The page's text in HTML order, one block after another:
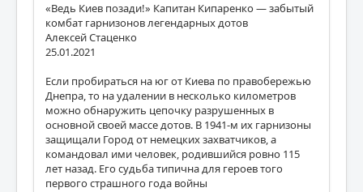
«Ведь Киев позади!» Капитан Кипаренко — забытый
комбат гарнизонов легендарных дотов
Алексей Стаценко
25.01.2021
Если пробираться на юг от Киева по правобережью
Днепра, то на удалении в несколько километров
можно обнаружить цепочку разрушенных в
основной своей массе дотов. В 1941-м их гарнизоны
защищали Город от немецких захватчиков, а
командовал ими человек, родившийся ровно 115
лет назад. Его судьба типична для героев того
первого страшного года войны